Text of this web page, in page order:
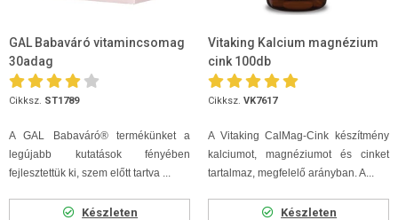
GAL Babaváró vitamincsomag
30adag
Cikksz. ST1789
A GAL Babaváró® termékünket a
legújabb kutatások fényében
fejlesztettük ki, szem előtt tartva ...
Készleten
Vitaking Kalcium magnézium
cink 100db
Cikksz. VK7617
A Vitaking CalMag-Cink készítmény
kalciumot, magnéziumot és cinket
tartalmaz, megfelelő arányban. A...
Készleten